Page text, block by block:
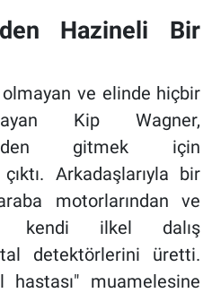
Hazineli Bir
ve elinde hiçbir
Kip Wagner,
gitmek için
çıktı. Arkadaşlarıyla bir
motorlarından ve
kendi ilkel dalış
detektörlerini üretti.
hastası" muamelesine